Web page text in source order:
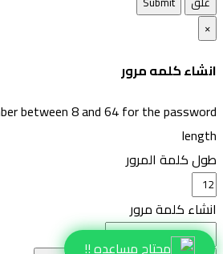
محتاج مساعده !!
×
انشاء كلمه مرور
between 8 and 64 for the password
length
طول كلمة المرور
انشاء كلمة مرور